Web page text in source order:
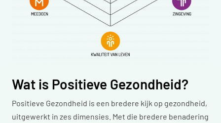
Wat is Positieve Gezondheid?
Positieve Gezondheid is een bredere kijk op gezondheid,
uitgewerkt in zes dimensies. Met die bredere benadering